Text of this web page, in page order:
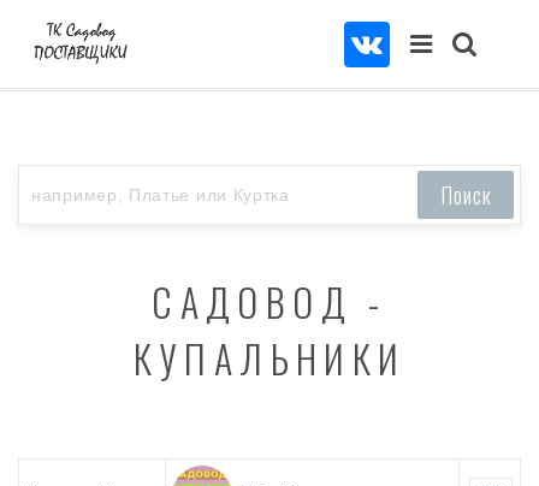
САДОВОД -
КУПАЛЬНИКИ